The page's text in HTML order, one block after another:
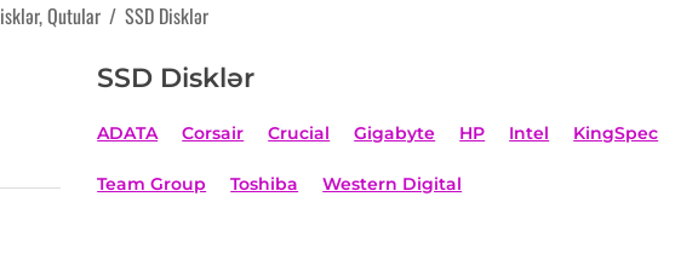
Qutular / SSD Disklər
SSD Disklər
ADATA Corsair Crucial Gigabyte HP Intel KingSpec
Team Group Toshiba Western Digital